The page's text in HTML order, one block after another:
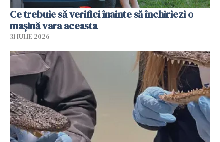
Ce trebuie să verifici înainte să închiriezi o
mașină vara aceasta
31 IULIE 2026